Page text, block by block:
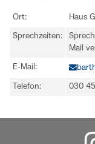
Ort: Haus
Sprechzeiten:
Mail
E-Mail:
Telefon: 030